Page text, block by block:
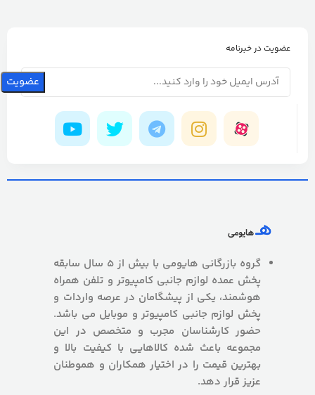
عضویت در خبرنامه
گروه بازرگانی هایومی با بیش از 5 سال سابقه
پخش عمده لوازم جانبی کامپیوتر و تلفن همراه
هوشمند، یکی از پیشگامان در عرصه واردات و
پخش لوازم جانبی کامپیوتر و موبایل می باشد.
حضور کارشناسان مجرب و متخصص در این
مجموعه باعث شده کالاهایی با کیفیت بالا و
بهترین قیمت را در اختیار همکاران و هموطنان
عزیز قرار دهد.